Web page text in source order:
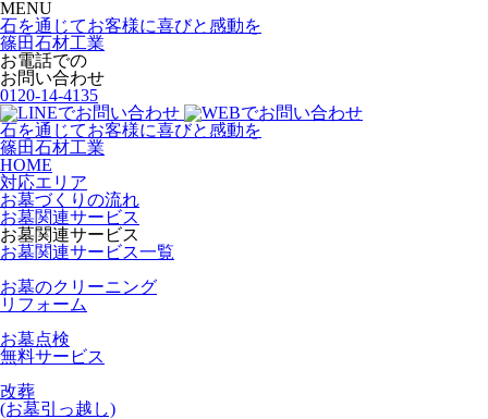
MENU
石を通じてお客様に喜びと感動を
篠田石材工業
お電話での
お問い合わせ
0120-14-4135
石を通じてお客様に喜びと感動を
篠田石材工業
HOME
対応エリア
お墓づくりの流れ
お墓関連サービス
お墓関連サービス
お墓関連サービス一覧
お墓のクリーニング
リフォーム
お墓点検
無料サービス
改葬
(お墓引っ越し)